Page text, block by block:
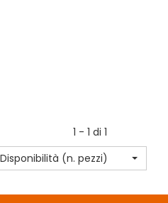
1 - 1 di 1
Disponibilità (n. pezzi)